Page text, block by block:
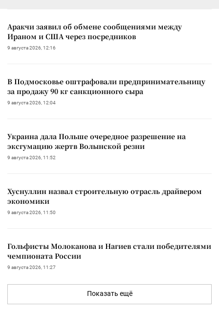
Аракчи заявил об обмене сообщениями между
Ираном и США через посредников
9 августа 2026, 12:16
В Подмосковье оштрафовали предпринимательницу
за продажу 90 кг санкционного сыра
9 августа 2026, 12:04
Украина дала Польше очередное разрешение на
эксгумацию жертв Волынской резни
9 августа 2026, 11:52
Хуснуллин назвал строительную отрасль драйвером
экономики
9 августа 2026, 11:50
Гольфисты Молоканова и Нагиев стали победителями
чемпионата России
9 августа 2026, 11:27
Показать ещё